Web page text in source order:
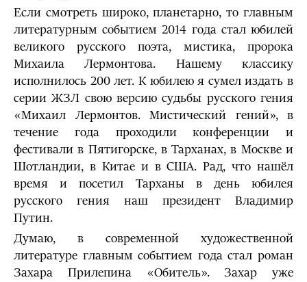
Если смотреть широко, планетарно, то главным
литературным событием 2014 года стал юбилей
великого русского поэта, мистика, пророка
Михаила Лермонтова. Нашему классику
исполнилось 200 лет. К юбилею я сумел издать в
серии ЖЗЛ свою версию судьбы русского гения
«Михаил Лермонтов. Мистический гений», в
течение года проходили конференции и
фестивали в Пятигорске, в Тарханах, в Москве и
Шотландии, в Китае и в США. Рад, что нашёл
время и посетил Тарханы в день юбилея
русского гения наш президент Владимир
Путин.
Думаю, в современной художественной
литературе главным событием года стал роман
Захара Прилепина «Обитель». Захар уже